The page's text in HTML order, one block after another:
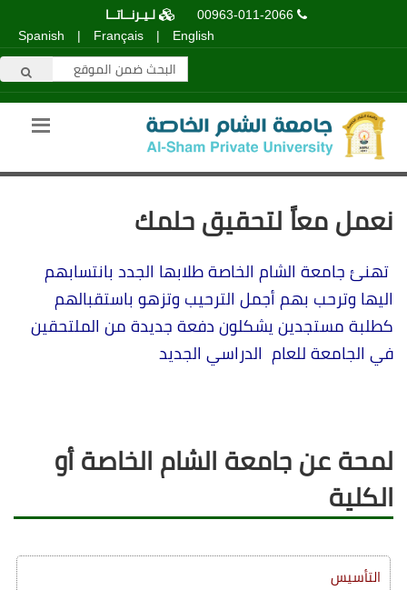
00963-011-2066
لـيـرنــاتــا
English
|
Français
|
Spanish
نعمل معاً لتحقيق حلمك
تهنئ جامعة الشام الخاصة طلابها الجدد بانتسابهم
اليها وترحب بهم أجمل الترحيب وتزهو باستقبالهم
كطلبة مستجدين يشكلون دفعة جديدة من الملتحقين
في الجامعة للعام الدراسي الجديد
لمحة عن جامعة الشام الخاصة أو
الكلية
التأسيس